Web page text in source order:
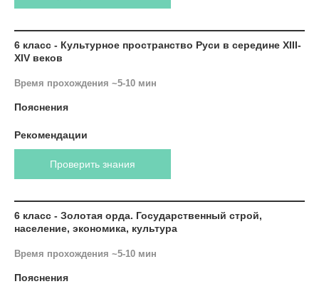
6 класс - Культурное пространство Руси в середине XIII-
XIV веков
Время прохождения ~5-10 мин
Пояснения
Рекомендации
Проверить знания
6 класс - Золотая орда. Государственный строй,
население, экономика, культура
Время прохождения ~5-10 мин
Пояснения